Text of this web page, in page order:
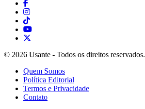
© 2026 Usante - Todos os direitos reservados.
Quem Somos
Política Editorial
Termos e Privacidade
Contato